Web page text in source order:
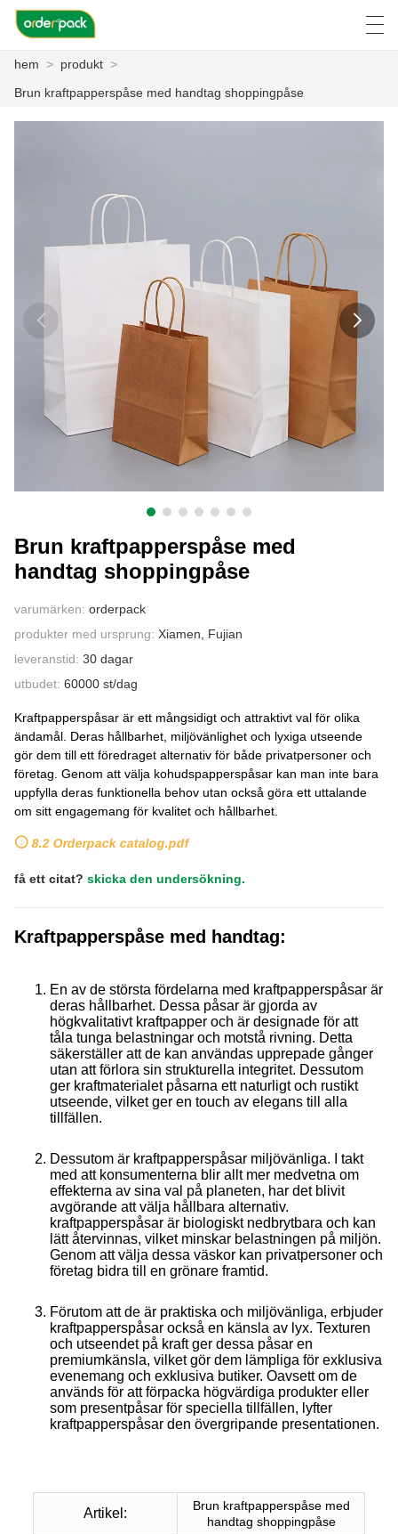
OM OSS
FALL
العربيةhem > produkt >
Brun kraftpapperspåse med handtag shoppingpåse
Brun kraftpapperspåse med
handtag shoppingpåse
varumärken: orderpack
produkter med ursprung: Xiamen, Fujian
leveranstid: 30 dagar
utbudet: 60000 st/dag
Kraftpapperspåsar är ett mångsidigt och attraktivt val för olika
ändamål. Deras hållbarhet, miljövänlighet och lyxiga utseende
gör dem till ett föredraget alternativ för både privatpersoner och
företag. Genom att välja kohudspapperspåsar kan man inte bara
uppfylla deras funktionella behov utan också göra ett uttalande
om sitt engagemang för kvalitet och hållbarhet.
8.2 Orderpack catalog.pdf
få ett citat? skicka den undersökning.
Kraftpapperspåse med handtag:
En av de största fördelarna med kraftpapperspåsar är
deras hållbarhet. Dessa påsar är gjorda av
högkvalitativt kraftpapper och är designade för att
tåla tunga belastningar och motstå rivning. Detta
säkerställer att de kan användas upprepade gånger
utan att förlora sin strukturella integritet. Dessutom
ger kraftmaterialet påsarna ett naturligt och rustikt
utseende, vilket ger en touch av elegans till alla
tillfällen.
Dessutom är kraftpapperspåsar miljövänliga. I takt
med att konsumenterna blir allt mer medvetna om
effekterna av sina val på planeten, har det blivit
avgörande att välja hållbara alternativ.
kraftpapperspåsar är biologiskt nedbrytbara och kan
lätt återvinnas, vilket minskar belastningen på miljön.
Genom att välja dessa väskor kan privatpersoner och
företag bidra till en grönare framtid.
Förutom att de är praktiska och miljövänliga, erbjuder
kraftpapperspåsar också en känsla av lyx. Texturen
och utseendet på kraft ger dessa påsar en
premiumkänsla, vilket gör dem lämpliga för exklusiva
evenemang och exklusiva butiker. Oavsett om de
används för att förpacka högvärdiga produkter eller
som presentpåsar för speciella tillfällen, lyfter
kraftpapperspåsar den övergripande presentationen.
Artikel:
Brun kraftpapperspåse med
handtag shoppingpåse